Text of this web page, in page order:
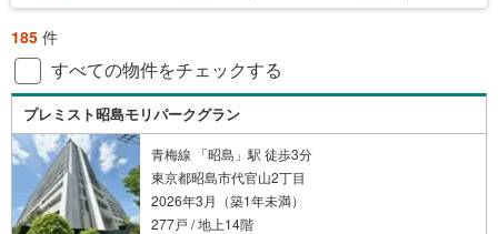
185 件
すべての物件をチェックする
プレミスト昭島モリパークグラン
青梅線 「昭島」駅 徒歩3分
東京都昭島市代官山2丁目
2026年3月（築1年未満）
277戸 / 地上14階